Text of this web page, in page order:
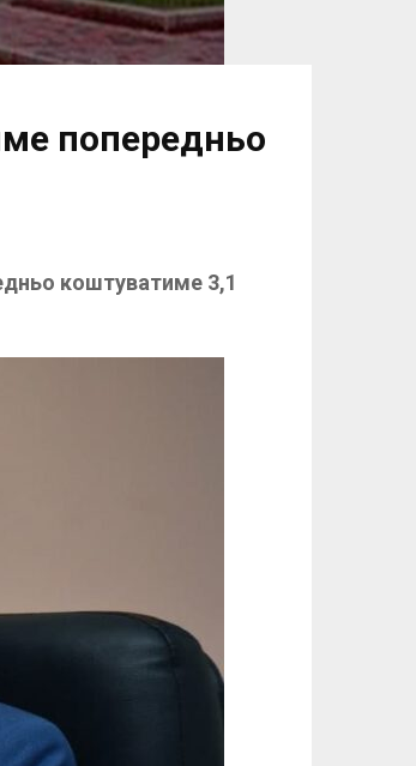
попередньо
коштуватиме 3,1